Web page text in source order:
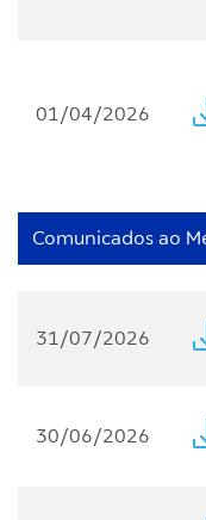
01/04/2026
Comunicados ao
31/07/2026
30/06/2026